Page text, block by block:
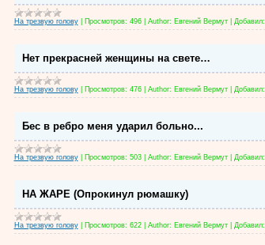
На трезвую голову| Просмотров: 496| Author: Евгений Вермут| Добавил:
Нет прекрасней женщины на свете…
На трезвую голову| Просмотров: 476| Author: Евгений Вермут| Добавил:
Бес в ребро меня ударил больно...
На трезвую голову| Просмотров: 503| Author: Евгений Вермут| Добавил:
НА ЖАРЕ (Опрокинул рюмашку)
На трезвую голову| Просмотров: 622| Author: Евгений Вермут| Добавил: